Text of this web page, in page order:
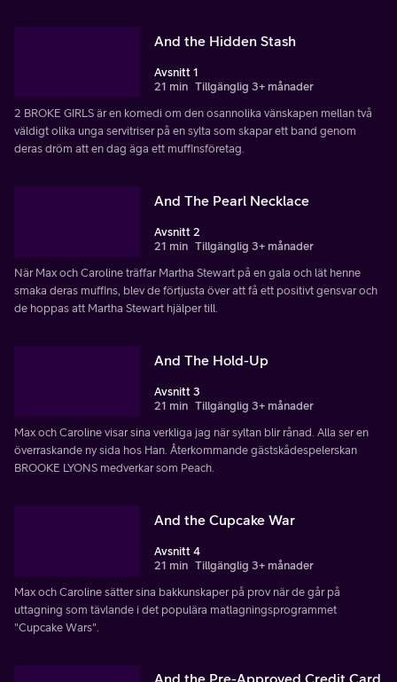
And the Hidden Stash
Avsnitt 1
21 min Tillgänglig 3+ månader
2 BROKE GIRLS är en komedi om den osannolika vänskapen mellan två
väldigt olika unga servitriser på en sylta som skapar ett band genom
deras dröm att en dag äga ett muffinsföretag.
And The Pearl Necklace
Avsnitt 2
21 min Tillgänglig 3+ månader
När Max och Caroline träffar Martha Stewart på en gala och lät henne
smaka deras muffins, blev de förtjusta över att få ett positivt gensvar och
de hoppas att Martha Stewart hjälper till.
And The Hold-Up
Avsnitt 3
21 min Tillgänglig 3+ månader
Max och Caroline visar sina verkliga jag när syltan blir rånad. Alla ser en
överraskande ny sida hos Han. Återkommande gästskådespelerskan
BROOKE LYONS medverkar som Peach.
And the Cupcake War
Avsnitt 4
21 min Tillgänglig 3+ månader
Max och Caroline sätter sina bakkunskaper på prov när de går på
uttagning som tävlande i det populära matlagningsprogrammet
"Cupcake Wars".